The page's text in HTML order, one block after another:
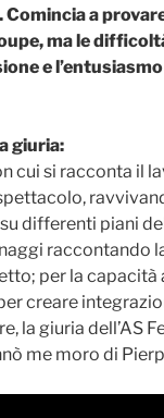
a
ma le
e
giuria:
cui si racconta il
differenti piani
raccontando
per la capacità
creare
la giuria dell’AS
me moro di